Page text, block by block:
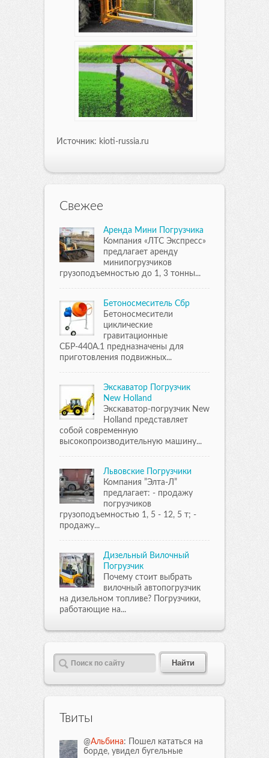
Источник: kioti-russia.ru
Свежее
Аренда Мини Погрузчика
Компания «ЛТС Экспресс»
предлагает аренду
минипогрузчиков
грузоподъемностью до 1, 3 тонны...
Бетоносмеситель Сбр
Бетоносмесители
циклические
гравитационные
СБР-440А.1 предназначены для
приготовления подвижных...
Экскаватор Погрузчик
New Holland
Экскаватор-погрузчик New
Holland представляет
собой современную
высокопроизводительную машину...
Львовские Погрузчики
Компания ”Элта-Л”
предлагает: - продажу
погрузчиков
грузоподъемностью 1, 5 - 12, 5 т; -
продажу...
Дизельный Вилочный
Погрузчик
Почему стоит выбрать
вилочный автопогрузчик
на дизельном топливе? Погрузчики,
работающие на...
Твиты
@Альбина: Пошел кататься на
борде, увидел бугельные